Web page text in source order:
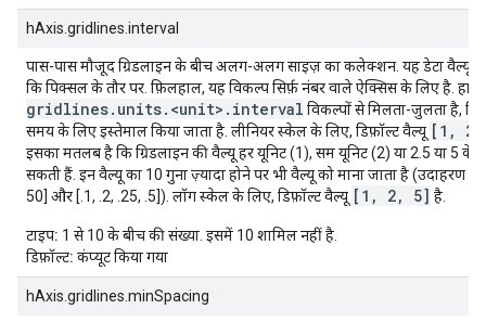
hAxis.gridlines.interval
पास-पास मौजूद ग्रिडलाइन के बीच अलग-अलग साइज़ का कलेक्शन. यह डेटा वैल्यू के
कि पिक्सल के तौर पर. फ़िलहाल, यह विकल्प सिर्फ़ नंबर वाले ऐक्सिस के लिए है.
gridlines.units.<unit>.interval विकल्पों से मिलता-जुलता है,
समय के लिए इस्तेमाल किया जाता है. लीनियर स्केल के लिए, डिफ़ॉल्ट वैल्यू [1,
इसका मतलब है कि ग्रिडलाइन की वैल्यू हर यूनिट (1), सम यूनिट (2) या 2.5 या 5 के
सकती हैं. इन वैल्यू का 10 गुना ज़्यादा होने पर भी वैल्यू को माना जाता है (उदाहरण
50] और [.1, .2, .25, .5]). लॉग स्केल के लिए, डिफ़ॉल्ट वैल्यू [1, 2, 5] है.
टाइप: 1 से 10 के बीच की संख्या. इसमें 10 शामिल नहीं है.
डिफ़ॉल्ट: कंप्यूट किया गया
hAxis.gridlines.minSpacing